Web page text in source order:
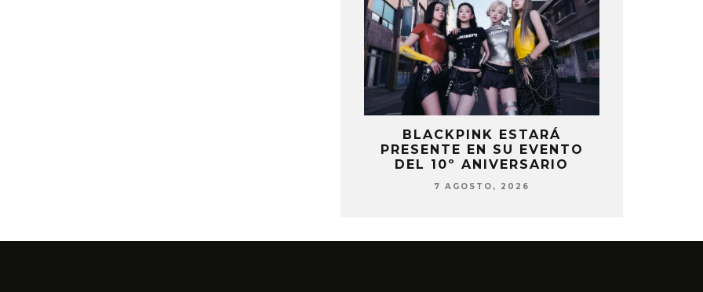
BLACKPINK ESTARÁ
PRESENTE EN SU EVENTO
DEL 10º ANIVERSARIO
7 AGOSTO, 2026